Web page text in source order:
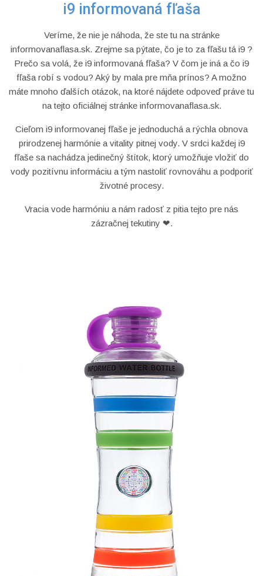
i9 informovaná fľaša
Veríme, že nie je náhoda, že ste tu na stránke
informovanaflasa.sk. Zrejme sa pýtate, čo je to za fľašu tá i9 ?
Prečo sa volá, že i9 informovaná fľaša? V čom je iná a čo i9
fľaša robí s vodou? Aký by mala pre mňa prínos? A možno
máte mnoho ďalších otázok, na ktoré nájdete odpoveď práve tu
na tejto oficiálnej stránke informovanaflasa.sk.
Cieľom i9 informovanej fľaše je jednoduchá a rýchla obnova
prirodzenej harmónie a vitality pitnej vody. V srdci každej i9
fľaše sa nachádza jedinečný štítok, ktorý umožňuje vložiť do
vody pozitívnu informáciu a tým nastoliť rovnováhu a podporiť
životné procesy.
Vracia vode harmóniu a nám radosť z pitia tejto pre nás
zázračnej tekutiny ❤.